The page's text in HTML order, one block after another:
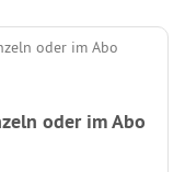
oder im Abo